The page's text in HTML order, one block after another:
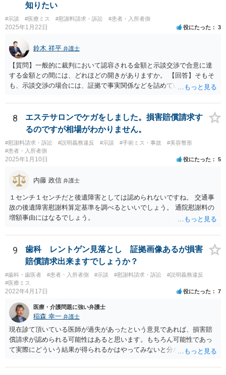
知りたい
#示談 #医療ミス #慰謝料請求・訴訟 #患者・入所者側
2025年1月22日 役にたった 3
鈴木 祥平 弁護士
【質問】一般的に裁判において認容される金額と示談交渉で合意に達
する金額との間には、どれほどの開きがありますか。 【回答】そもそ
も、示談交渉の場合には、証拠で事実関係などを詰めていないことが
程度にはなると思います。
8
エステサロンでケガをしました。損害賠償請求す
るのですが相場がわかりません。
#慰謝料請求・訴訟 #説明義務違反 #示談 #手術ミス・事故
#美容整形
#患者・入所者側
2025年1月10日 役にたった 5
内藤 政信 弁護士
１センチ１センチだと後遺障害としては認められないですね。 交通事
故の後遺障害慰謝料算定基準を調べるといいでしょう。 通院慰謝料の
増額事由にはなるでしょう。
9
歯科 レントゲン見落とし 証拠画像あるが損害
賠償請求出来ますでしょうか？
#歯科・歯医者 #患者・入所者側 #示談 #慰謝料請求・訴訟
#説明義務違反
#医療ミス
2022年4月17日 役にたった 7
医療・介護問題に強い弁護士
稲森 幸一 弁護士
現在診て頂いている医師が過失があったという意見であれば、損害賠
償請求が認められる可能性はあると思います。もちろん可能性であっ
て実際にどういう結果が得られるかはやってみないと分かりません
療費や精神的苦痛を受けた分の慰謝料や仕事に影響があれば休業損害